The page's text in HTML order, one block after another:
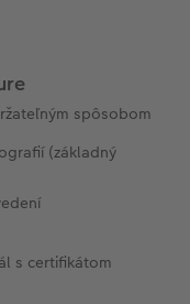
na počkanie
fotografiou
spôsobom
(základný
s certifikátom